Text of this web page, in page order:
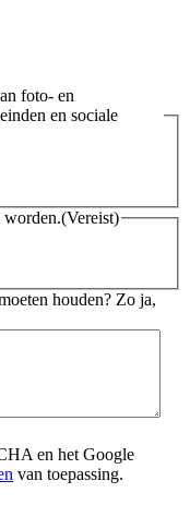
foto- en
en sociale
worden.(Vereist)
houden? Zo ja,
en het Google
van toepassing.